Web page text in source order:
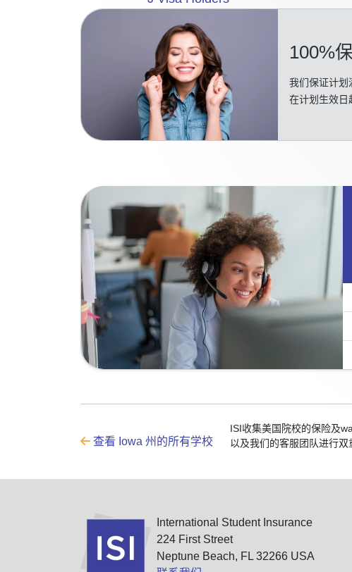
100%
我们保证计划
在计划生效日
查看 Iowa 州的所有学校
ISI收集美国院校的保险及
以及我们的客服团队进行双
International Student Insurance
224 First Street
Neptune Beach, FL 32266 USA